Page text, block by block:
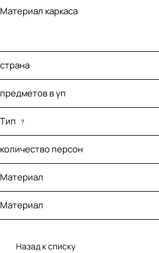
Материал каркаса
страна
предметов в уп
Тип ?
количество персон
Материал
Материал
Назад к списку